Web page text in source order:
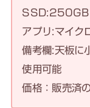
SSD:250GB
アプリ:マイク
備考欄:天板に
使用可能
価格：販売済